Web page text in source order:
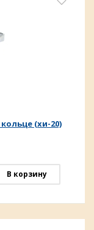
(хи-20)
В корзину